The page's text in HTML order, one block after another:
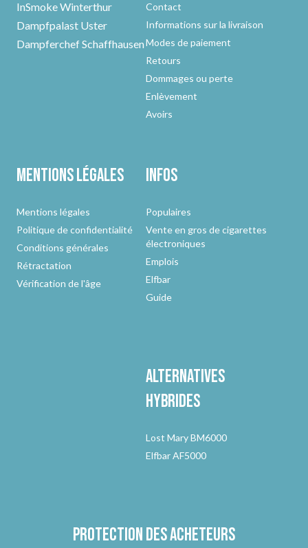
InSmoke Winterthur
Dampfpalast Uster
Dampferchef Schaffhausen
Contact
Informations sur la livraison
Modes de paiement
Retours
Dommages ou perte
Enlèvement
Avoirs
Mentions légales
Mentions légales
Politique de confidentialité
Conditions générales
Rétractation
Vérification de l'âge
Infos
Populaires
Vente en gros de cigarettes
électroniques
Emplois
Elfbar
Guide
Alternatives
hybrides
Lost Mary BM6000
Elfbar AF5000
Protection des acheteurs